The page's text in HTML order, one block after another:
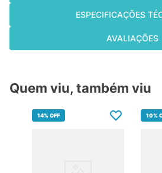
ESPECIFICAÇÕES
AVALIAÇÕES
Quem viu, também viu
14%OFF 10%